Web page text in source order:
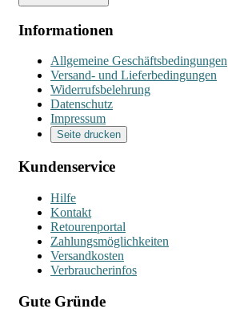
Informationen
Allgemeine Geschäftsbedingungen
Versand- und Lieferbedingungen
Widerrufsbelehrung
Datenschutz
Impressum
Seite drucken
Kundenservice
Hilfe
Kontakt
Retourenportal
Zahlungsmöglichkeiten
Versandkosten
Verbraucherinfos
Gute Gründe